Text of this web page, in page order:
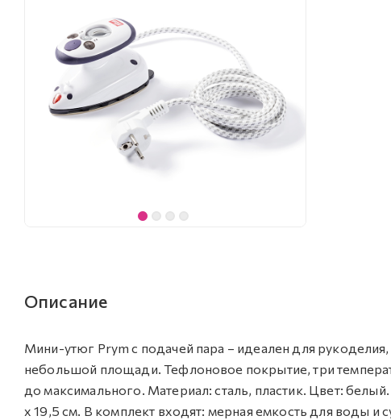
Описание
Мини-утюг Prym с подачей пара – идеален для
небольшой площади. Тефлоновое покрытие, три
до максимального. Материал: сталь, пластик. Цвет:
х 19,5 см. В комплект входят: мерная емкость для воды и